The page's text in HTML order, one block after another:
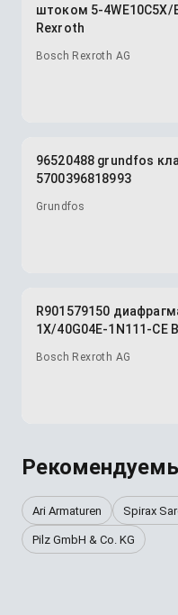
штоком 5-4WE10C5X/
Rexroth
Bosch Rexroth AG
96520488 grundfos
5700396818993
Grundfos
R901579150
1X/40G04E-1N111-CE
Bosch Rexroth AG
Ari Armaturen Spirax
Pilz GmbH & Co. KG